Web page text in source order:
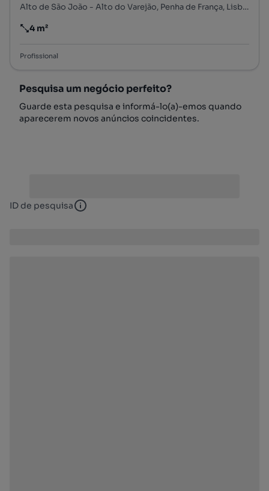
Alto de São João - Alto do Varejão, Penha de França, Lisboa, Lisboa
Preço por metro quadrado
4 m²
Profissional
Pesquisa um negócio perfeito?
Guarde esta pesquisa e informá-lo(a)-emos quando
aparecerem novos anúncios coincidentes.
ID de pesquisa ID de pesquisa